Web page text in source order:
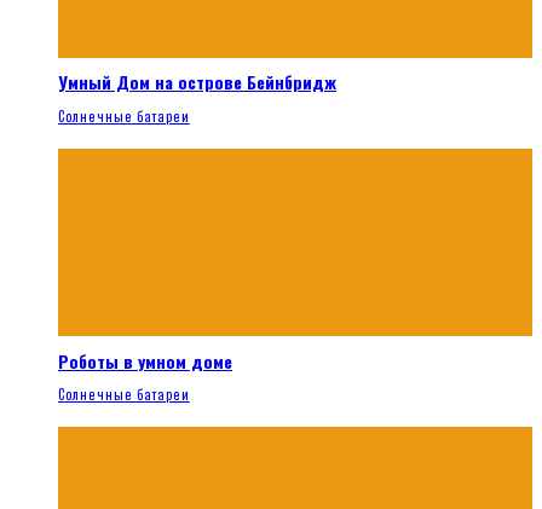
Умный Дом на острове Бейнбридж
Солнечные батареи
Роботы в умном доме
Солнечные батареи